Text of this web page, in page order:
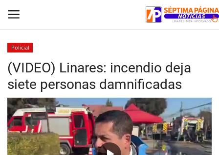
Inicio
Crónica
Policial
Tribunales
Policial
(VIDEO) Linares: incendio deja
siete personas damnificadas